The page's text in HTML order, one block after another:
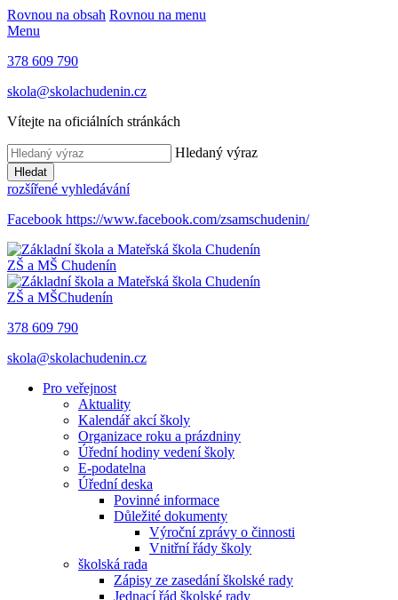
Rovnou na obsah Rovnou na menu
Menu
378 609 790
skola@skolachudenin.cz
Vítejte na oficiálních stránkách
Hledaný výraz
Hledat
rozšířené vyhledávání
Facebook https://www.facebook.com/zsamschudenin/
ZŠ a MŠ Chudenín
ZŠ a MŠChudenín
378 609 790
skola@skolachudenin.cz
Pro veřejnost
Aktuality
Kalendář akcí školy
Organizace roku a prázdniny
Úřední hodiny vedení školy
E-podatelna
Úřední deska
Povinné informace
Důležité dokumenty
Výroční zprávy o činnosti
Vnitřní řády školy
školská rada
Zápisy ze zasedání školské rady
Jednací řád školské rady